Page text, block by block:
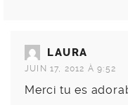
LAURA
JUIN 17, 2012 À 9:52
Merci tu es